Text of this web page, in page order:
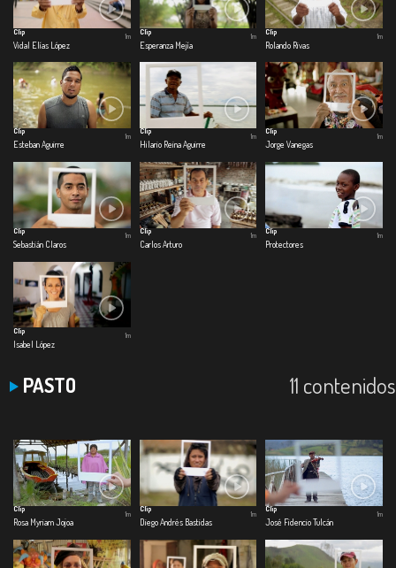
Clip
Vidal Elías López
1m
Clip
Esperanza Mejía
1m
Clip
Rolando Rivas
1m
Clip
Esteban Aguirre
1m
Clip
Hilario Reina Aguirre
1m
Clip
Jorge Vanegas
1m
Clip
Sebastián Claros
1m
Clip
Carlos Arturo
1m
Clip
Protectores
1m
Clip
Isabel López
1m
PASTO 11 contenidos
Clip
Rosa Myriam Jojoa
1m
Clip
Diego Andrés Bastidas
1m
Clip
José Fidencio Tulcán
1m